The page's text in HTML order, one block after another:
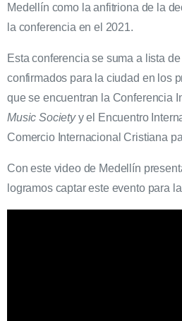
Medellín como la anfitriona de la
la conferencia en el 2021.
Esta conferencia se suma a lista
confirmados para la ciudad en los
que se encuentran la Conferencia
Music Societyy el Encuentro
Comercio Internacional Cristiana
Con este video de Medellín
logramos captar este evento para